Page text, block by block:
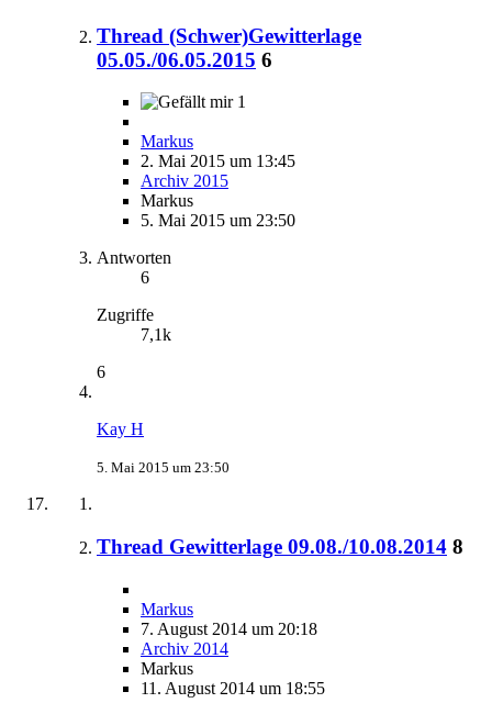
Thread (Schwer)Gewitterlage
05.05./06.05.2015 6
1
Markus
2. Mai 2015 um 13:45
Archiv 2015
Markus
5. Mai 2015 um 23:50
Antworten
6
Zugriffe
7,1k
6
Kay H
5. Mai 2015 um 23:50
Thread Gewitterlage 09.08./10.08.2014 8
Markus
7. August 2014 um 20:18
Archiv 2014
Markus
11. August 2014 um 18:55